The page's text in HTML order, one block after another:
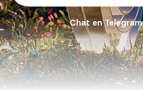
Chat en Telegram